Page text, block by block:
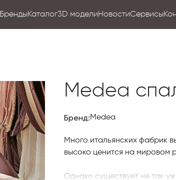
БрендыКаталог3D моделиНовостиСервисы
Medea
Бренд:Medea
Много итальянских фабрик
высоко ценится на мировом
Однако существует не так